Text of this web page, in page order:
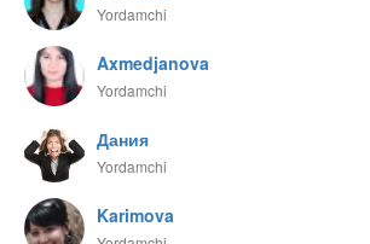
Yordamchi
Axmedjanova
Yordamchi
Дания
Yordamchi
Karimova